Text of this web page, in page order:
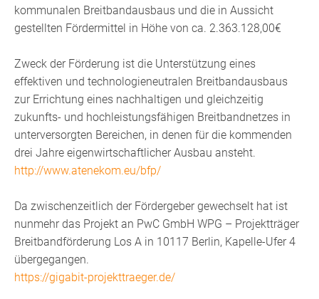
kommunalen Breitbandausbaus und die in Aussicht
gestellten Fördermittel in Höhe von ca. 2.363.128,00€
Zweck der Förderung ist die Unterstützung eines
effektiven und technologieneutralen Breitbandausbaus
zur Errichtung eines nachhaltigen und gleichzeitig
zukunfts- und hochleistungsfähigen Breitbandnetzes in
unterversorgten Bereichen, in denen für die kommenden
drei Jahre eigenwirtschaftlicher Ausbau ansteht.
http://www.atenekom.eu/bfp/
Da zwischenzeitlich der Fördergeber gewechselt hat ist
nunmehr das Projekt an PwC GmbH WPG – Projektträger
Breitbandförderung Los A in 10117 Berlin, Kapelle-Ufer 4
übergegangen.
https://gigabit-projekttraeger.de/